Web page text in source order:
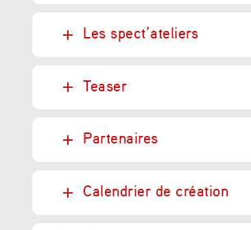
Les spect’ateliers
Teaser
Partenaires
Calendrier de création